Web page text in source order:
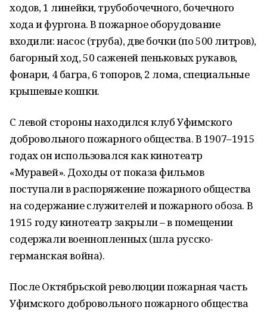
ходов, 1 линейки, трубобочечного, бочечного
хода и фургона. В пожарное оборудование
входили: насос (труба), две бочки (по 500 литров),
багорный ход, 50 саженей пеньковых рукавов,
фонари, 4 багра, 6 топоров, 2 лома, специальные
крышевые кошки.
С левой стороны находился клуб Уфимского
добровольного пожарного общества. В 1907–1915
годах он использовался как кинотеатр
«Муравей». Доходы от показа фильмов
поступали в распоряжение пожарного общества
на содержание служителей и пожарного обоза. В
1915 году кинотеатр закрыли – в помещении
содержали военнопленных (шла русско-
германская война).
После Октябрьской революции пожарная часть
Уфимского добровольного пожарного общества